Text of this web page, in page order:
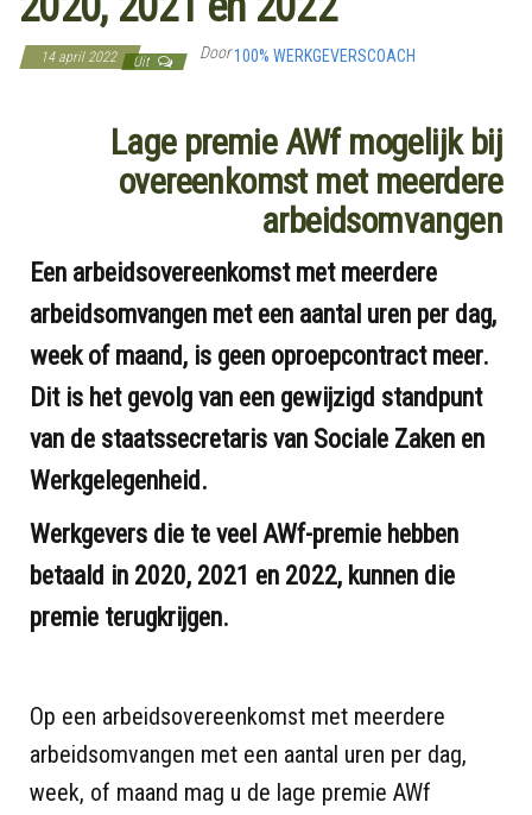
14 april 2022 Uit Door100% WERKGEVERSCOACH
Lage premie AWf mogelijk bij
overeenkomst met meerdere
arbeidsomvangen
Een arbeidsovereenkomst met meerdere
arbeidsomvangen met een aantal uren per dag,
week of maand, is geen oproepcontract meer.
Dit is het gevolg van een gewijzigd standpunt
van de staatssecretaris van Sociale Zaken en
Werkgelegenheid.
Werkgevers die te veel AWf-premie hebben
betaald in 2020, 2021 en 2022, kunnen die
premie terugkrijgen.
Op een arbeidsovereenkomst met meerdere
arbeidsomvangen met een aantal uren per dag,
week, of maand mag u de lage premie AWf